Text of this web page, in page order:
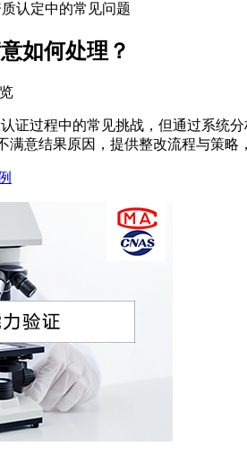
认定中的常见问题
如何处理？
证过程中的常见挑战，但通过系统分
满意结果原因，提供整改流程与策